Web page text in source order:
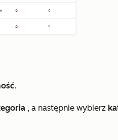
.
, a następnie wybierz